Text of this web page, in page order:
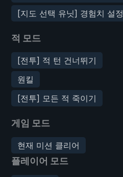
[지도 선택 유닛] 경험치 설정
적 모드
[전투] 적 턴 건너뛰기
원킬
[전투] 모든 적 죽이기
게임 모드
현재 미션 클리어
플레이어 모드